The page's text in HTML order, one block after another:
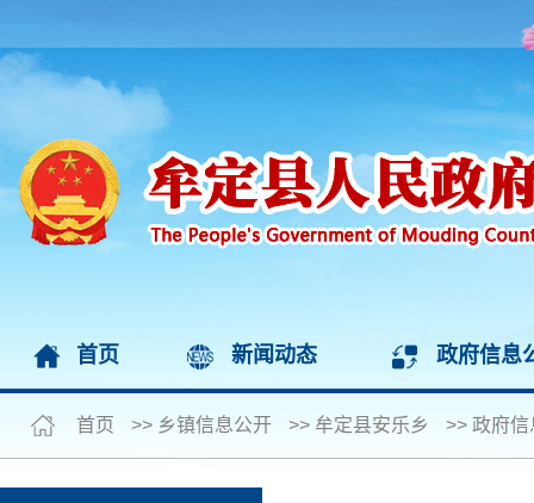
首页 新闻动态 政府信息
首页 >> 乡镇信息公开 >> 牟定县安乐乡 >> 政府信